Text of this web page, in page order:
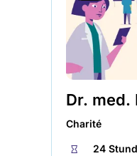
Dr. med.
Charité
⏱
24